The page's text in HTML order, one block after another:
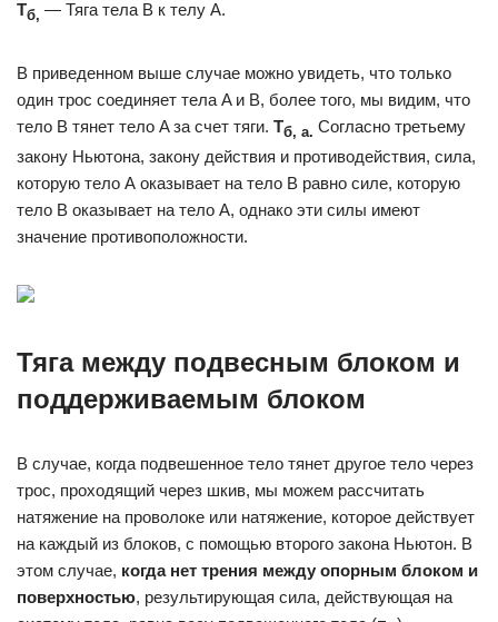
Тб, — Тяга тела B к телу A.
В приведенном выше случае можно увидеть, что только
один трос соединяет тела A и B, более того, мы видим, что
тело B тянет тело A за счет тяги. Тб, а. Согласно третьему
закону Ньютона, закону действия и противодействия, сила,
которую тело А оказывает на тело B равно силе, которую
тело B оказывает на тело A, однако эти силы имеют
значение противоположности.
Тяга между подвесным блоком и
поддерживаемым блоком
В случае, когда подвешенное тело тянет другое тело через
трос, проходящий через шкив, мы можем рассчитать
натяжение на проволоке или натяжение, которое действует
на каждый из блоков, с помощью второго закона Ньютон. В
этом случае, когда нет трения между опорным блоком и
поверхностью, результирующая сила, действующая на